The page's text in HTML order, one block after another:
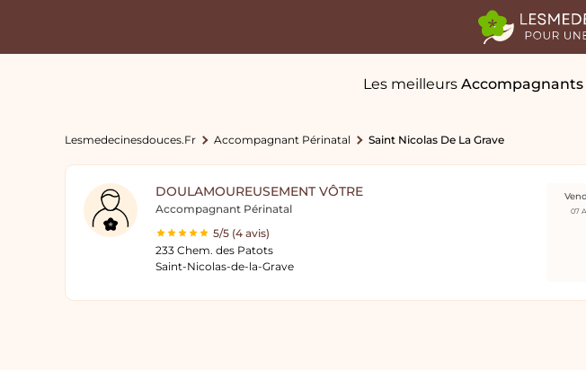
Les meilleurs
Lesmedecinesdouces.fr Accompagnant Périnatal Saint Nicolas De La Grave
DOULAMOUREUSEMENT VÔTRE
Accompagnant Périnatal
5/5 (4 avis)
233 Chem. des Patots
Saint-Nicolas-de-la-Grave
07